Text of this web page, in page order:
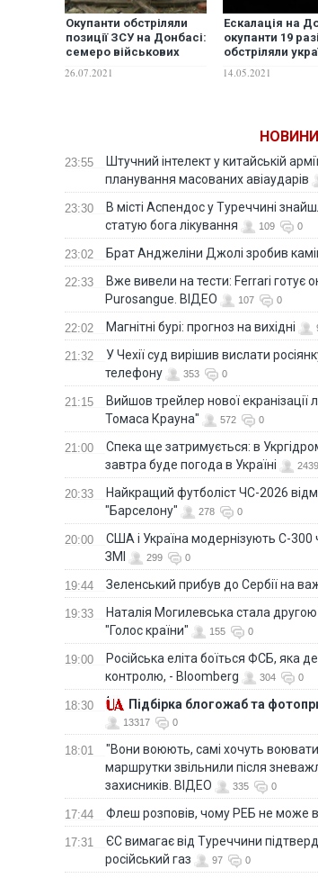
Окупанти обстріляли
позиції ЗСУ на Донбасі:
семеро військових
травми
26.07.2021
Ескалація на
окупанти 19
обстріляли
України отримав
14.05.2021
НОВИНИ
23:55
Штучний інтелект у китайській
планування масованих авіаударів
23:30
В місті Аспендос у Туреччині
статую бога лікування
109 0
23:02 Брат Анджеліни Джолі зробив
22:33
Вже вивели на тести: Ferrari готує
Purosangue. ВІДЕО
107 0
22:02 Магнітні бурі: прогноз на вихідні
21:32
У Чехії суд вирішив вислати
телефону
353 0
21:15
Вийшов трейлер нової
Томаса Крауна"
572 0
21:00
Спека ще затримується: в
завтра буде погода в Україні
2439
20:33
Найкращий футболіст ЧС-2026
"Барселону"
278 0
20:00
США і Україна модернізують С-300
ЗМІ
299 0
19:44 Зеленський прибув до Сербії на
19:33
Наталія Могилевська стала
"Голос країни"
155 0
19:00
Російська еліта боїться ФСБ, яка
контролю, - Bloomberg
304 0
18:30 Підбірка блогожаб та
13317 0
18:01
"Вони воюють, самі хочуть
маршрутки звільнили після
захисників. ВІДЕО
335 0
17:44 Флеш розповів, чому РЕБ не може
17:31
ЄС вимагає від Туреччини
російський газ
97 0